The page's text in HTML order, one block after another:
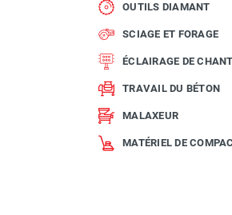
OUTILS DIAMANT
SCIAGE ET FORAGE
ÉCLAIRAGE DE
TRAVAIL DU BÉTON
MALAXEUR
MATÉRIEL DE